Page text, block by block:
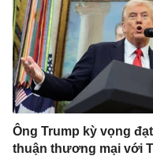
Ông Trump kỳ vọng
thuận thương mại với